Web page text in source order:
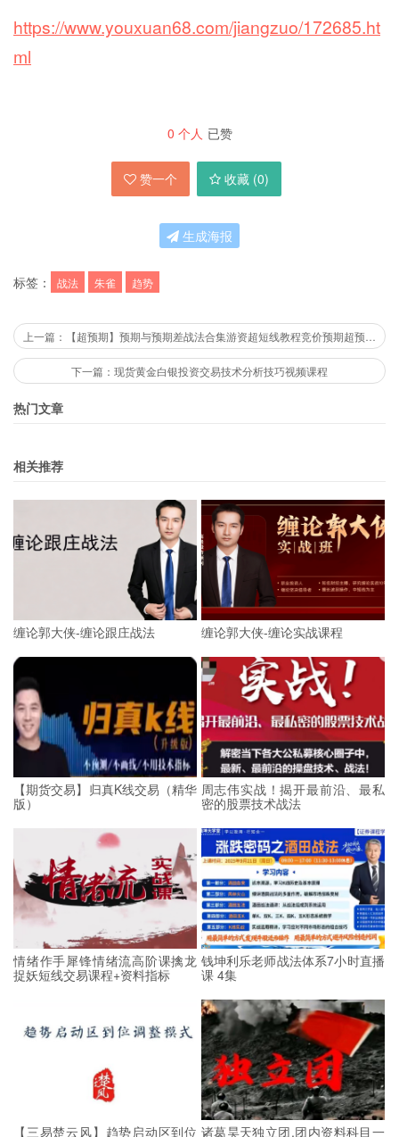
https://www.youxuan68.com/jiangzuo/172685.ht
ml
0 个人 已赞
赞一个 收藏 (0)
生成海报
标签： 战法 朱雀 趋势
下一篇：现货黄金白银投资交易技术分析技巧视频课程
热门文章
相关推荐
缠论郭大侠-缠论跟庄战法 缠论郭大侠-缠论实战课程
【期货交易】归真K线交易（精华
版）
周志伟实战！揭开最前沿、最私
密的股票技术战法
情绪作手犀锋情绪流高阶课擒龙
捉妖短线交易课程+资料指标
钱坤利乐老师战法体系7小时直播
课 4集
【三易楚云风】趋势启动区到位 诸葛昊天独立团,团内资料科目一